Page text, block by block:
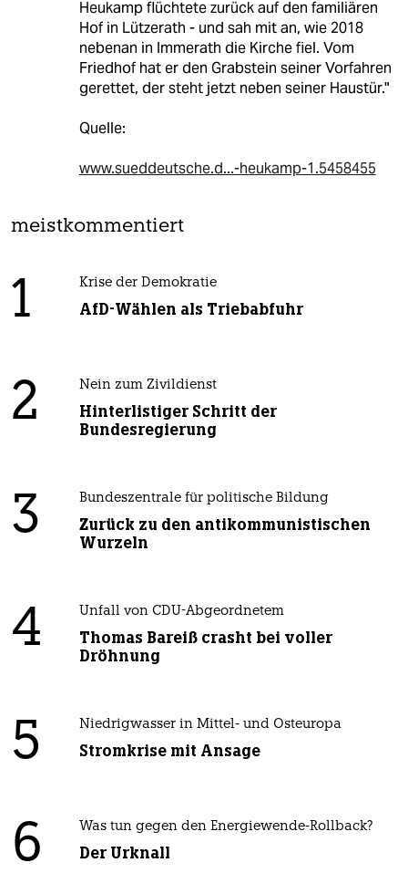
Heukamp flüchtete zurück auf den familiären
Hof in Lützerath - und sah mit an, wie 2018
nebenan in Immerath die Kirche fiel. Vom
Friedhof hat er den Grabstein seiner Vorfahren
gerettet, der steht jetzt neben seiner Haustür."
Quelle:
www.sueddeutsche.d...-heukamp-1.5458455
meistkommentiert
1 Krise der Demokratie
AfD-Wählen als Triebabfuhr
2 Nein zum Zivildienst
Hinterlistiger Schritt der
Bundesregierung
3 Bundeszentrale für politische Bildung
Zurück zu den antikommunistischen
Wurzeln
4 Unfall von CDU-Abgeordnetem
Thomas Bareiß crasht bei voller
Dröhnung
5 Niedrigwasser in Mittel- und Osteuropa
Stromkrise mit Ansage
6 Was tun gegen den Energiewende-Rollback?
Der Urknall